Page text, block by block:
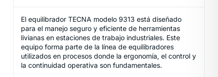
El equilibrador TECNA modelo 9313 está diseñado
para el manejo seguro y eficiente de herramientas
livianas en estaciones de trabajo industriales. Este
equipo forma parte de la línea de equilibradores
utilizados en procesos donde la ergonomía, el control y
la continuidad operativa son fundamentales.